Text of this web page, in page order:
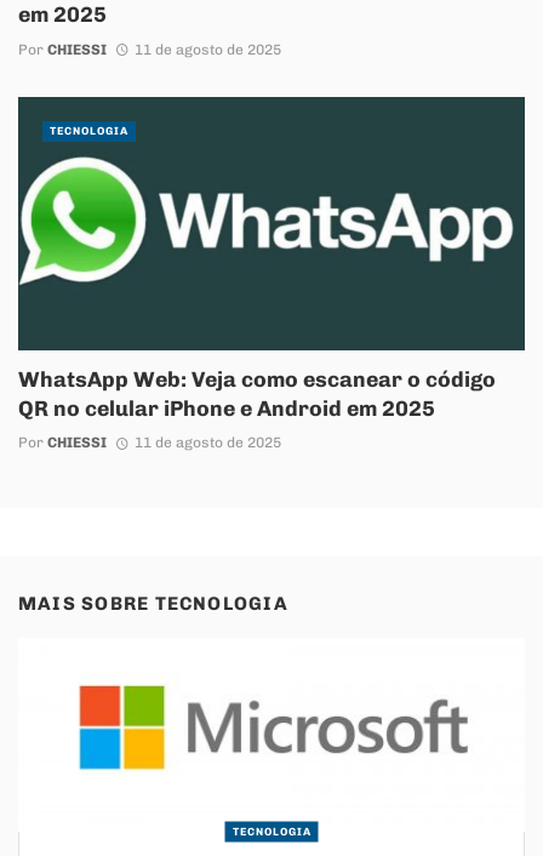
em 2025
Por CHIESSI 11 de agosto de 2025
WhatsApp Web: Veja como escanear o código
QR no celular iPhone e Android em 2025
Por CHIESSI 11 de agosto de 2025
TECNOLOGIA
MAIS SOBRE TECNOLOGIA
TECNOLOGIA